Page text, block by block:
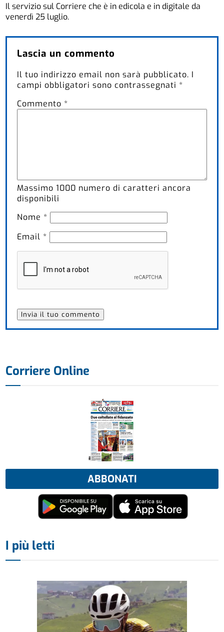
Il servizio sul Corriere che è in edicola e in digitale da
venerdì 25 luglio.
Lascia un commento
Il tuo indirizzo email non sarà pubblicato. I
campi obbligatori sono contrassegnati *
Commento *
Massimo1000 numero di caratteri ancora
disponibili
Nome *
Email *
Corriere Online
ABBONATI
I più letti